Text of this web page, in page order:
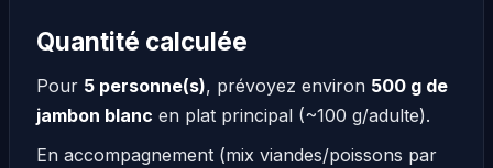
Quantité calculée
Pour 5 personne(s), prévoyez environ 500 g de
jambon blanc en plat principal (~100 g/adulte).
En accompagnement (mix viandes/poissons par